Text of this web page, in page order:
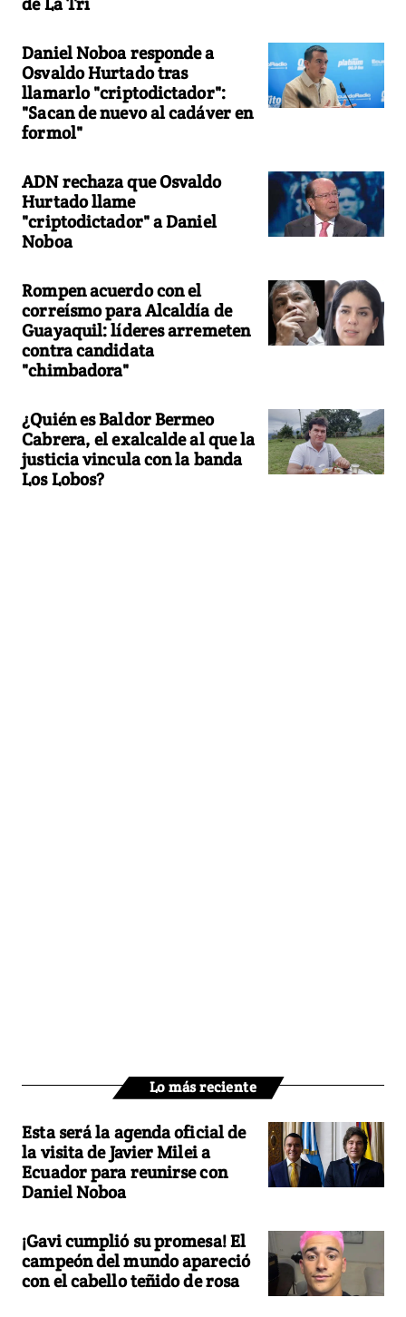
Daniel Noboa responde a
Osvaldo Hurtado tras
llamarlo "criptodictador":
"Sacan de nuevo al cadáver en
formol"
ADN rechaza que Osvaldo
Hurtado llame
"criptodictador" a Daniel
Noboa
Rompen acuerdo con el
correísmo para Alcaldía de
Guayaquil: líderes arremeten
contra candidata
"chimbadora"
¿Quién es Baldor Bermeo
Cabrera, el exalcalde al que la
justicia vincula con la banda
Los Lobos?
Lo más reciente
Esta será la agenda oficial de
la visita de Javier Milei a
Ecuador para reunirse con
Daniel Noboa
¡Gavi cumplió su promesa! El
campeón del mundo apareció
con el cabello teñido de rosa